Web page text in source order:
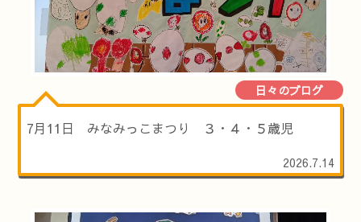
日々のブログ
7月11日 みなみっこまつり ３・４・５歳児
2026.7.14